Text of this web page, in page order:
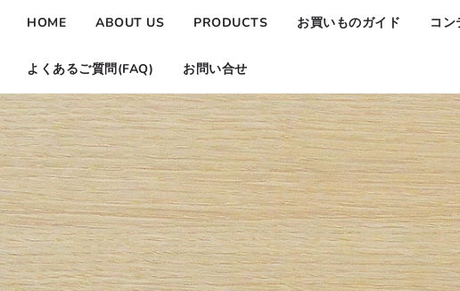
HOME ABOUT US PRODUCTS お買いものガイド コン
よくあるご質問(FAQ) お問い合せ